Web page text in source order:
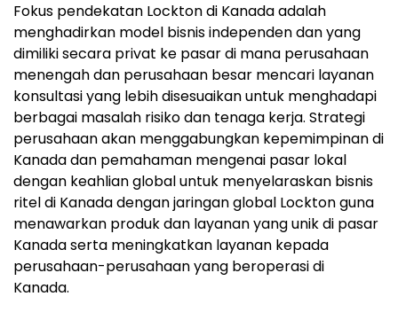
Fokus pendekatan Lockton di Kanada adalah
menghadirkan model bisnis independen dan yang
dimiliki secara privat ke pasar di mana perusahaan
menengah dan perusahaan besar mencari layanan
konsultasi yang lebih disesuaikan untuk menghadapi
berbagai masalah risiko dan tenaga kerja. Strategi
perusahaan akan menggabungkan kepemimpinan di
Kanada dan pemahaman mengenai pasar lokal
dengan keahlian global untuk menyelaraskan bisnis
ritel di Kanada dengan jaringan global Lockton guna
menawarkan produk dan layanan yang unik di pasar
Kanada serta meningkatkan layanan kepada
perusahaan-perusahaan yang beroperasi di
Kanada.